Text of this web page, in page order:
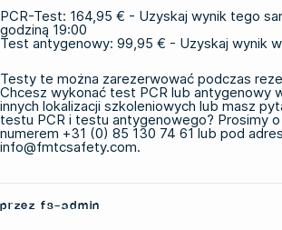
PCR-Test: 164,95 € - Uzyskaj wynik tego
godziną 19:00
Test antygenowy: 99,95 € - Uzyskaj wynik
Testy te można zarezerwować podczas
Chcesz wykonać test PCR lub antygenowy
innych lokalizacji szkoleniowych lub masz
testu PCR i testu antygenowego? Prosimy
numerem +31 (0) 85 130 74 61lub pod
info@fmtcsafety.com.
przez fs-admin